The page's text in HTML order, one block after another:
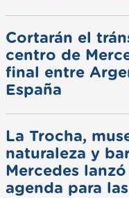
Cortarán el
centro de
final entre
España
La Trocha,
naturaleza y
Mercedes
agenda para